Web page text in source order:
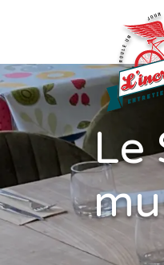
Le